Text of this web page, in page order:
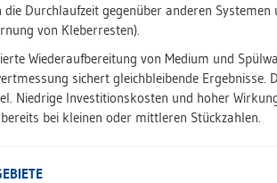
die Durchlaufzeit gegenüber anderen
von Kleberresten).
Wiederaufbereitung von Medium und
sichert gleichbleibende
Niedrige Investitionskosten und hoher
bei kleinen oder mittleren Stückzahlen.